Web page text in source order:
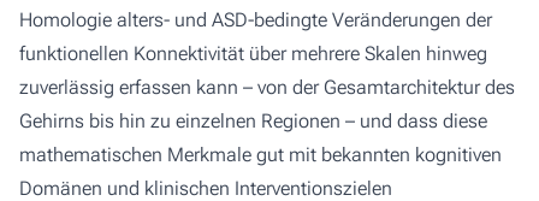
Homologie alters- und ASD-bedingte Veränderungen der
funktionellen Konnektivität über mehrere Skalen hinweg
zuverlässig erfassen kann – von der Gesamtarchitektur des
Gehirns bis hin zu einzelnen Regionen – und dass diese
mathematischen Merkmale gut mit bekannten kognitiven
Domänen und klinischen Interventionszielen